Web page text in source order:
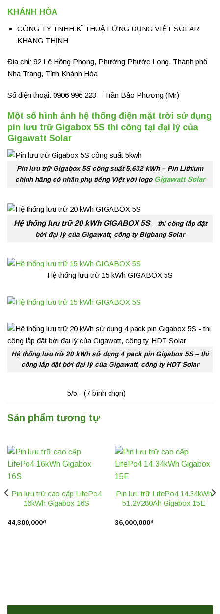
KHÁNH HÒA
CÔNG TY TNHH KĨ THUẬT ỨNG DỤNG VIỆT SOLAR
KHANG THỊNH
Địa chỉ: 92 Lê Hồng Phong, Phường Phước Long, Thành phố
Nha Trang, Tỉnh Khánh Hòa
Số điện thoại: 0906 996 223 – Trần Bảo Phương (Mr)
Một số hình ảnh hệ thống điện mặt trời sử dụng
pin lưu trữ Gigabox 5S thi công tại đại lý của
Gigawatt Solar
Pin lưu trữ Gigabox 5S công suất 5.632 kWh – Pin Lithium
chính hãng có nhãn phụ tiếng Việt với logo Gigawatt Solar
Hệ thống lưu trữ 20 kWh GIGABOX 5S– thi công lắp đặt
bởi đại lý của Gigawatt, công ty Bigbang Solar
Hệ thống lưu trữ 15 kWh GIGABOX 5S
Hệ thống lưu trữ 20 kWh sử dụng 4 pack pin Gigabox 5S – thi
công lắp đặt bởi đại lý của Gigawatt, công ty HDT Solar
5/5 - (7 bình chọn)
Sản phẩm tương tự
Pin lưu trữ cao cấp LifePo4
16kWh Gigabox 16S
44,300,000₫
Pin lưu trữ LifePo4 14.34kWh
51.2V280Ah Gigabox 15E
36,000,000₫